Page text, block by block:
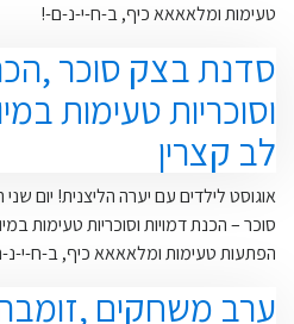
טעימות ומלאאאא כיף, ב-ח-י-נ-ם-!
סדנת בצק סוכר
וסוכריות טעימות
לב קצרין
סוכר – הכנת דמויות וסוכריות טעימות
הפתעות טעימות ומלאאאא כיף, ב-ח-י-
ערב משחקים